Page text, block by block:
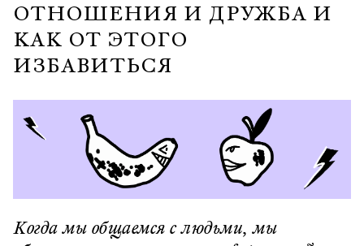
ОТНОШЕНИЯ И ДРУЖБА И
КАК ОТ ЭТОГО
ИЗБАВИТЬСЯ
Когда мы общаемся с людьми, мы